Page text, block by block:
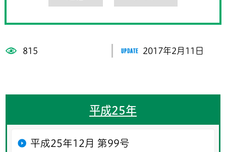
815 2017年2月11日
平成25年
平成25年12月 第99号